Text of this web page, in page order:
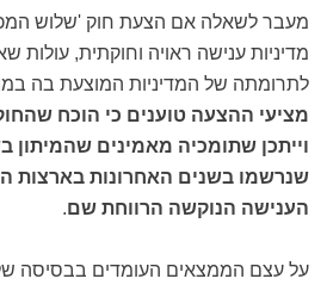
מעבר לשאלה אם הצעת חוק 'שלוש
מדיניות ענישה ראויה וחוקתית, עולות
לתרומתה של המדיניות המוצעת בה
מציעי ההצעה טוענים כי הוכח
וייתכן שתומכיה מאמינים שהמיתון
שנרשמו בשנים האחרונות בארצות
הענישה הנוקשה הרווחת שם.
על עצם הממצאים העומדים בבסיסה